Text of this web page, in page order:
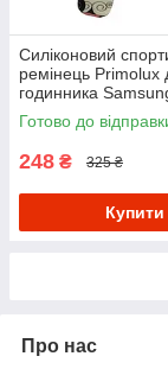
Силіконовий
ремінець Primolux
годинника
Watch 46 mm SM-
Color Pattern
Готово до
248 ₴ 325 ₴
Купити
Про нас